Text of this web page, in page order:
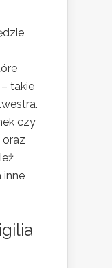
takie
czy
inne